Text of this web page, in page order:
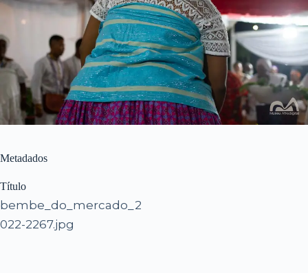
Metadados
Título
bembe_do_mercado_2
022-2267.jpg